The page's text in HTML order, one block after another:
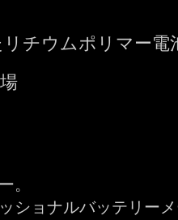
チウムポリマー電
。
ショナルバッテリー